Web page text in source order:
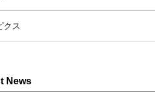
クス
News